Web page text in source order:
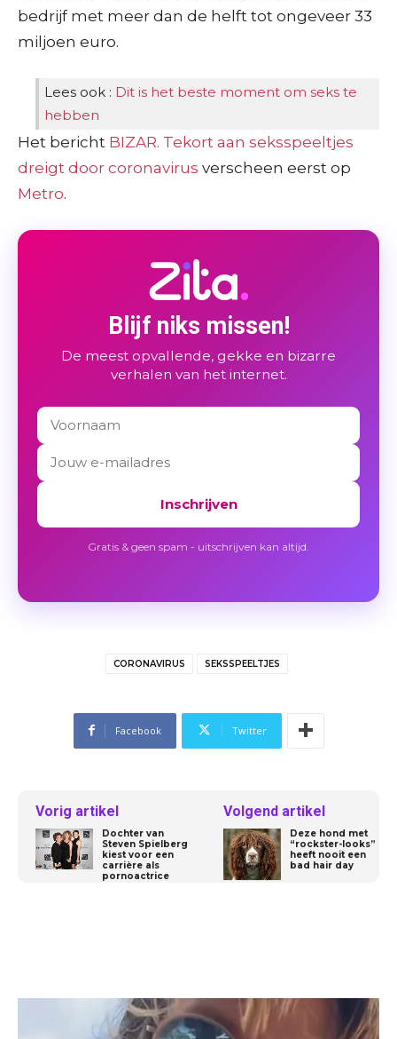
bedrijf met meer dan de helft tot ongeveer 33
miljoen euro.
Lees ook : Dit is het beste moment om seks te
hebben
Het bericht BIZAR. Tekort aan seksspeeltjes
dreigt door coronavirus verscheen eerst op
Metro.
Blijf niks missen!
De meest opvallende, gekke en bizarre
verhalen van het internet.
Inschrijven
Gratis & geen spam - uitschrijven kan altijd.
CORONAVIRUS SEKSSPEELTJES
Facebook Twitter
Vorig artikel
Dochter van
Steven Spielberg
kiest voor een
carrière als
pornoactrice
Volgend artikel
Deze hond met
“rockster-looks”
heeft nooit een
bad hair day